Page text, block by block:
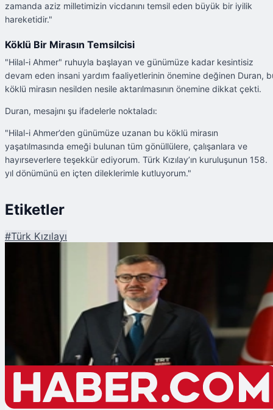
zamanda aziz milletimizin vicdanını temsil eden büyük bir iyilik
hareketidir."
Köklü Bir Mirasın Temsilcisi
"Hilal-i Ahmer" ruhuyla başlayan ve günümüze kadar kesintisiz
devam eden insani yardım faaliyetlerinin önemine değinen Duran,
köklü mirasın nesilden nesile aktarılmasının önemine dikkat çekti.
Duran, mesajını şu ifadelerle noktaladı:
"Hilal-i Ahmer’den günümüze uzanan bu köklü mirasın
yaşatılmasında emeği bulunan tüm gönüllülere, çalışanlara ve
hayırseverlere teşekkür ediyorum. Türk Kızılay’ın kuruluşunun 158.
yıl dönümünü en içten dileklerimle kutluyorum."
Etiketler
#Türk Kızılayı
İletişim Başkanı Duran'dan Türk Kızılay'ın 158. Yıl Dönümüne Özel Mesaj